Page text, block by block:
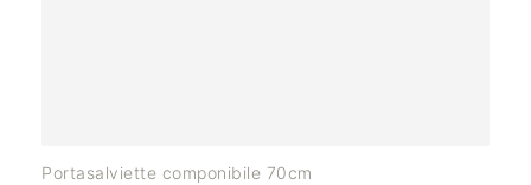
Portasalviette componibile 70cm